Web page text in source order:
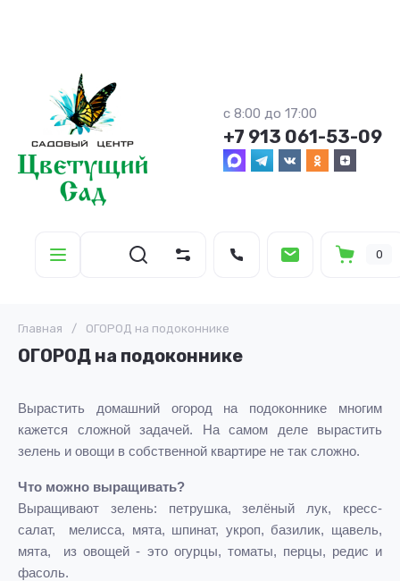
с 8:00 до 17:00
+7 913 061-53-09
0
Главная / ОГОРОД на подоконнике
ОГОРОД на подоконнике
Вырастить домашний огород на подоконнике многим
кажется сложной задачей. На самом деле вырастить
зелень и овощи в собственной квартире не так сложно.
Что можно выращивать?
Выращивают зелень: петрушка, зелёный лук, кресс-
салат, мелисса, мята, шпинат, укроп, базилик, щавель,
мята, из овощей - это огурцы, томаты, перцы, редис и
фасоль.